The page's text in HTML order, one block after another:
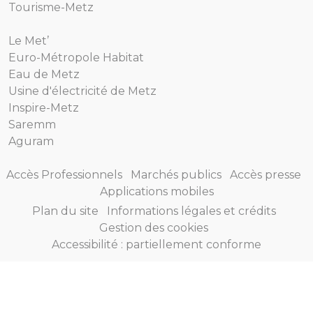
Tourisme-Metz
Le Met’
Euro-Métropole Habitat
Eau de Metz
Usine d'électricité de Metz
Inspire-Metz
Saremm
Aguram
Accès Professionnels Marchés publics
Accès presse
Applications mobiles
Plan du site
Informations légales et crédits
Gestion des cookies
Accessibilité : partiellement conforme